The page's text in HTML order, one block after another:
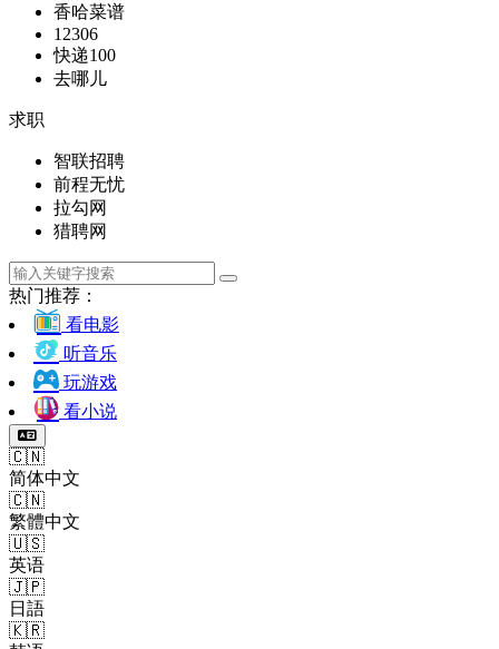
香哈菜谱
12306
快递100
去哪儿
求职
智联招聘
前程无忧
拉勾网
猎聘网
热门推荐：
看电影
听音乐
玩游戏
看小说
🇨🇳
简体中文
🇨🇳
繁體中文
🇺🇸
英语
🇯🇵
日語
🇰🇷